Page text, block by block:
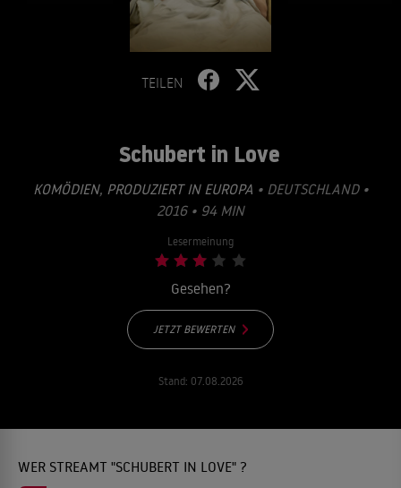
TEILEN
Schubert in Love
KOMÖDIEN, PRODUZIERT IN EUROPA • DEUTSCHLAND •
2016 • 94 MIN
Lesermeinung
Gesehen?
JETZT BEWERTEN
Stand: 07.08.2026
WER STREAMT "SCHUBERT IN LOVE" ?